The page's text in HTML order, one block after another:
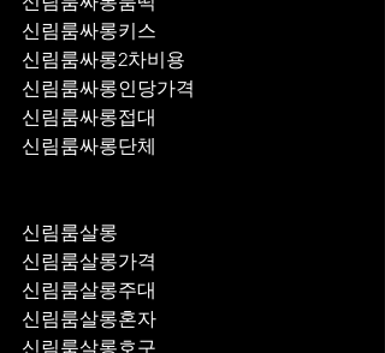
신림룸싸롱키스
신림룸싸롱2차비용
신림룸싸롱인당가격
신림룸싸롱접대
신림룸싸롱단체
신림룸살롱
신림룸살롱가격
신림룸살롱주대
신림룸살롱혼자
신림룸살롱호구